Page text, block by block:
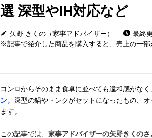
選 深型やIH対応など
矢野 きくの（家事アドバイザー）
最終
※記事で紹介した商品を購入すると、売上の一部
コンロからそのまま食卓に並べても違和感がな
ン。深型の鍋やトングがセットになったもの、
ます。
この記事では、 家事アドバイザーの矢野きくのさ